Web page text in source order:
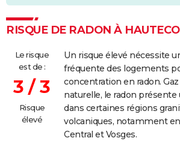
RISQUE DE RADON À
Le risque
est de :
3 / 3
Risque
élevé
Un risque élevé nécessite
fréquente des logements
concentration en radon.
naturelle, le radon présente
dans certaines régions
volcaniques, notamment
Central et Vosges.